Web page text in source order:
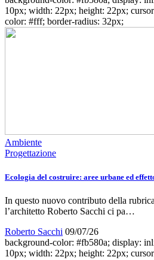
10px; width: 22px; height: 22px;
color: #fff; border-radius: 32px;
Ambiente
Progettazione
Ecologia del costruire: aree urbane ed
In questo nuovo contributo della
l’architetto Roberto Sacchi ci pa…
Roberto Sacchi 09/07/26
background-color: #fb580a; display:
10px; width: 22px; height: 22px;